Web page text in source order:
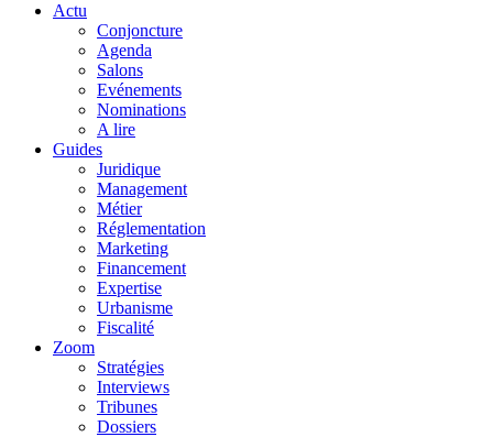
Actu
Conjoncture
Agenda
Salons
Evénements
Nominations
A lire
Guides
Juridique
Management
Métier
Réglementation
Marketing
Financement
Expertise
Urbanisme
Fiscalité
Zoom
Stratégies
Interviews
Tribunes
Dossiers